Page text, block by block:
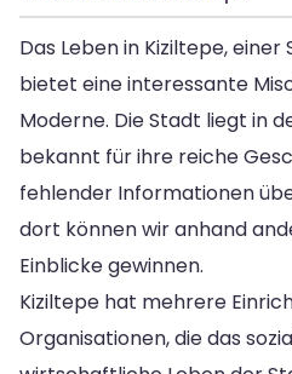
Das Leben in Kiziltepe, einer
bietet eine interessante
Moderne. Die Stadt liegt in
bekannt für ihre reiche
fehlender Informationen
dort können wir anhand
Einblicke gewinnen.
Kiziltepe hat mehrere
Organisationen, die das